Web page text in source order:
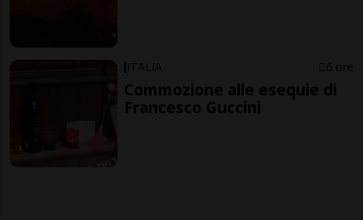
ITALIA 6 ore
Commozione alle esequie di
Francesco Guccini